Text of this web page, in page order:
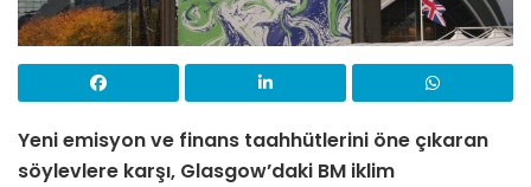
Yeni emisyon ve finans taahhütlerini öne çıkaran
söylevlere karşı, Glasgow’daki BM iklim